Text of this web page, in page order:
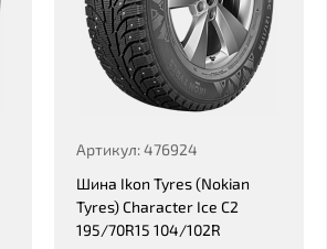
Артикул: 476924
Шина Ikon Tyres (Nokian
Tyres) Character Ice C2
195/70R15 104/102R